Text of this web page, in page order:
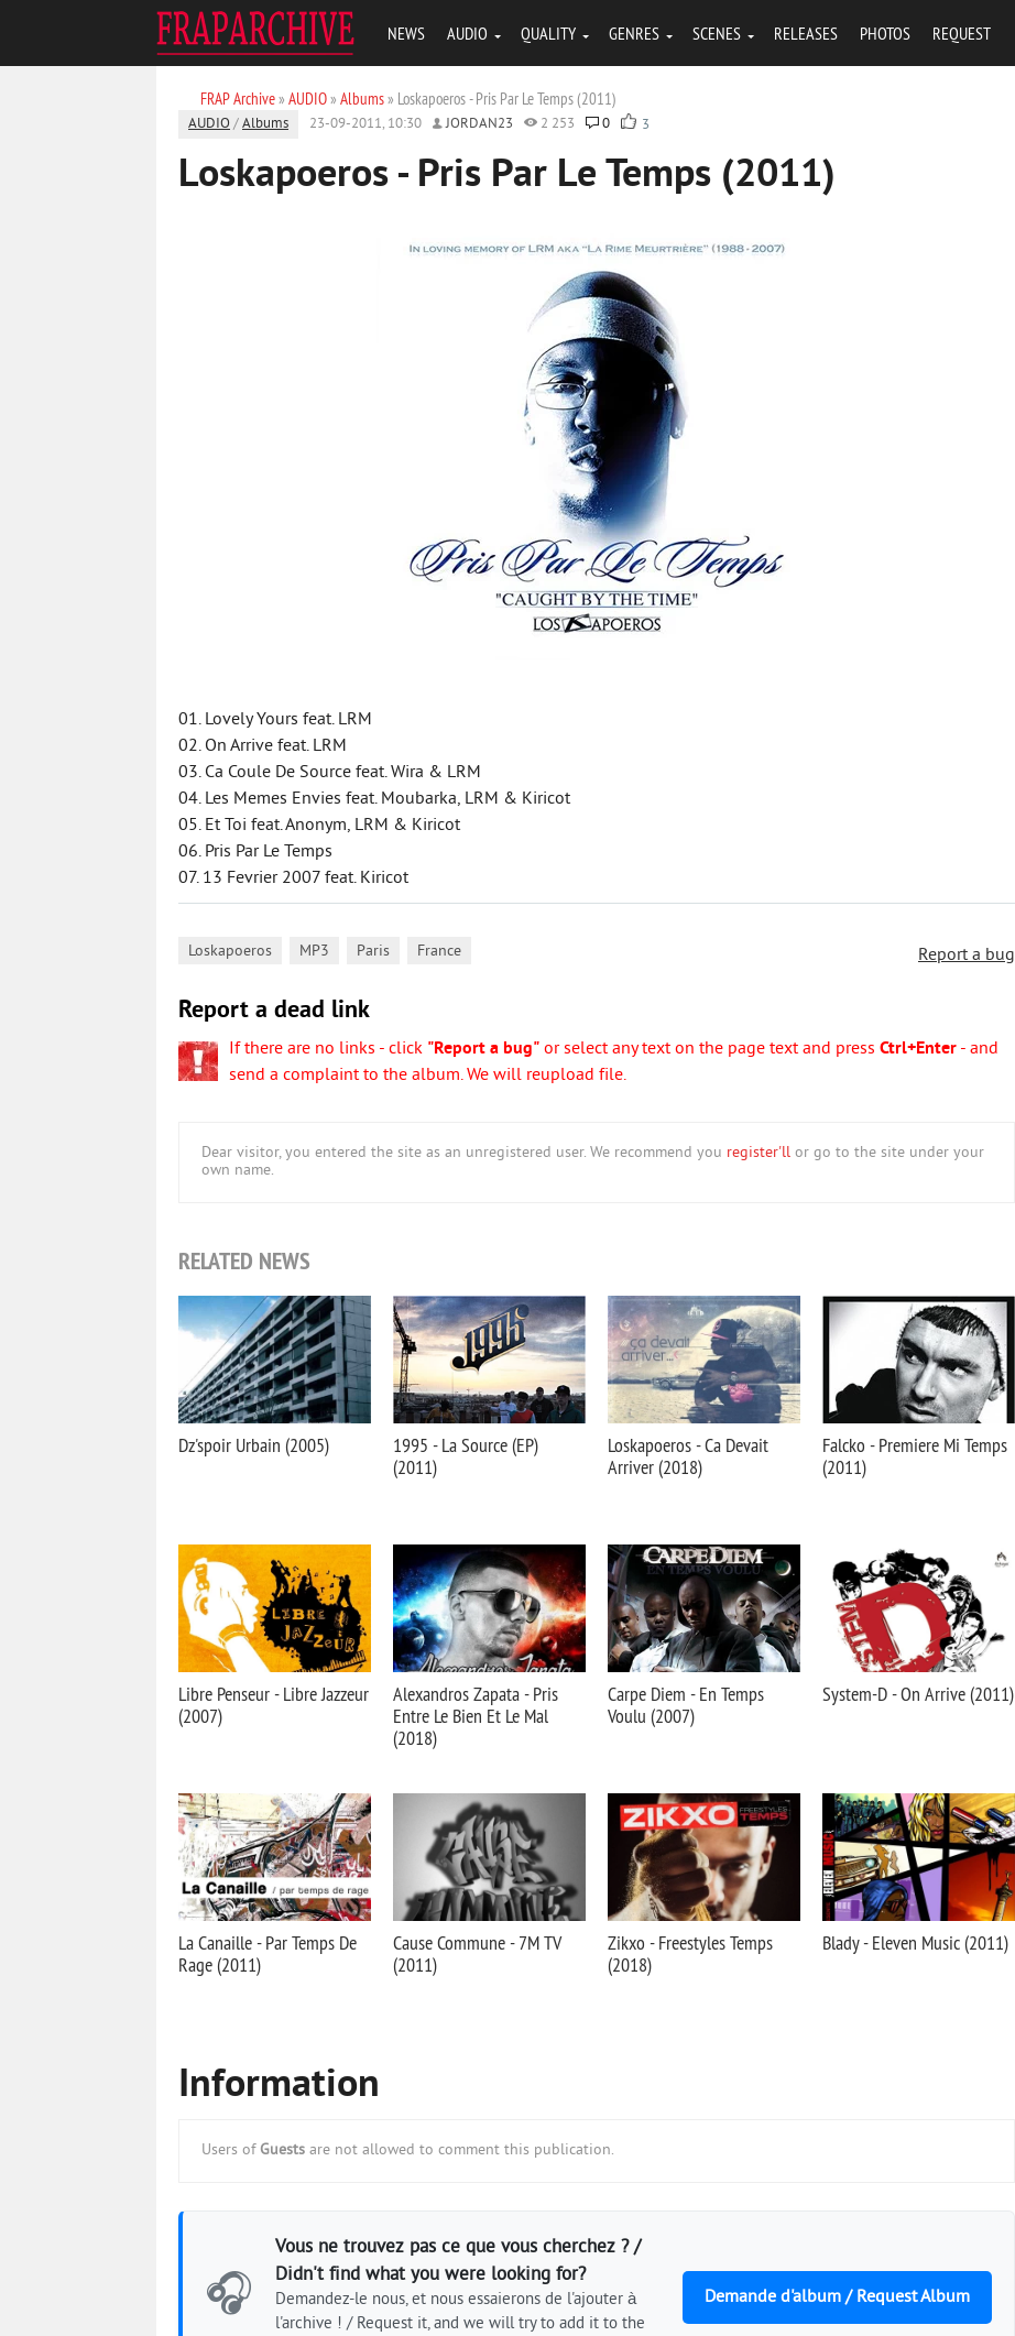
NEWS AUDIO QUALITY GENRES SCENES RELEASES PHOTOS REQUEST
FRAP Archive» AUDIO» Albums» Loskapoeros - Pris Par Le Temps (2011)
AUDIO /Albums 23-09-2011, 10:30 JORDAN23 2 253 0 3
Loskapoeros - Pris Par Le Temps (2011)
01. Lovely Yours feat. LRM
02. On Arrive feat. LRM
03. Ca Coule De Source feat. Wira & LRM
04. Les Memes Envies feat. Moubarka, LRM & Kiricot
05. Et Toi feat. Anonym, LRM & Kiricot
06. Pris Par Le Temps
07. 13 Fevrier 2007 feat. Kiricot
Report a bug
Loskapoeros MP3 Paris France
Report a dead link
If there are no links - click "Report a bug" or select any text on the page text and press Ctrl+Enter - and
send a complaint to the album. We will reupload file.
Dear visitor, you entered the site as an unregistered user. We recommend you register'll or go to the site under your
own name.
RELATED NEWS
Dz'spoir Urbain (2005)
1995 - La Source (EP)
(2011)
Loskapoeros - Ca Devait
Arriver (2018)
Falcko - Premiere Mi Temps
(2011)
Libre Penseur - Libre Jazzeur
(2007)
Alexandros Zapata - Pris
Entre Le Bien Et Le Mal
(2018)
Carpe Diem - En Temps
Voulu (2007)
System-D - On Arrive (2011)
La Canaille - Par Temps De
Rage (2011)
Cause Commune - 7M TV
(2011)
Zikxo - Freestyles Temps
(2018)
Blady - Eleven Music (2011)
Information
Users of Guests are not allowed to comment this publication.
🎧
Vous ne trouvez pas ce que vous cherchez ? /
Didn't find what you were looking for?
Demandez-le nous, et nous essaierons de l'ajouter à
l'archive ! / Request it, and we will try to add it to the
Demande d'album / Request Album